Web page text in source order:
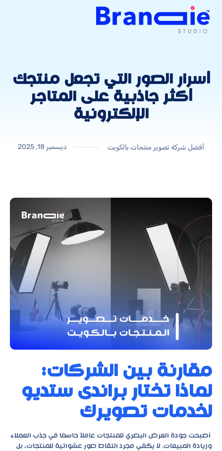
أسرار الصور التي تجعل منتجك
أكثر جاذبية على المتاجر
الإلكترونية
أفضل شركة تصوير منتجات بالكويت ديسمبر 18, 2025
مقارنة بين الشركات:
لماذا تختار براندى ستديو
لخدمات تصويرك
أصبحت جودة العرض البصري للمنتجات عاملاً حاسمًا في جذب العملاء
وزيادة المبيعات. لا يكفي مجرد التقاط صور عشوائية للمنتجات، بل